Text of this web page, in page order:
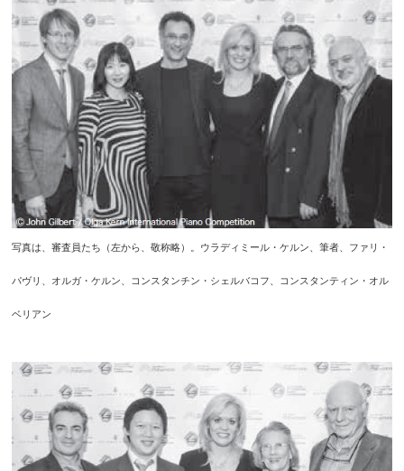
写真は、審査員たち（左から、敬称略）。ウラディミール・ケルン、筆者、ファリ・
パヴリ、オルガ・ケルン、コンスタンチン・シェルバコフ、コンスタンティン・オル
ベリアン